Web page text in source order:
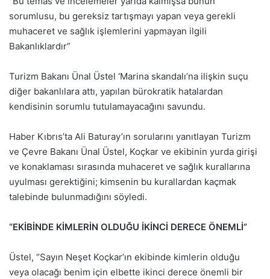
sorumlusu, bu gereksiz tartışmayı yapan veya gerekli
muhaceret ve sağlık işlemlerini yapmayan ilgili
Bakanlıklardır”
Turizm Bakanı Ünal Üstel ‘Marina skandalı’na ilişkin suçu
diğer bakanlılara attı, yapılan bürokratik hatalardan
kendisinin sorumlu tutulamayacağını savundu.
Haber Kıbrıs’ta Ali Baturay’ın sorularını yanıtlayan Turizm
ve Çevre Bakanı Ünal Üstel, Koçkar ve ekibinin yurda girişi
ve konaklaması sırasında muhaceret ve sağlık kurallarına
uyulması gerektiğini; kimsenin bu kurallardan kaçmak
talebinde bulunmadığını söyledi.
“EKİBİNDE KİMLERİN OLDUĞU İKİNCİ DERECE ÖNEMLİ”
Üstel, “Sayın Neşet Koçkar’ın ekibinde kimlerin olduğu
veya olacağı benim için elbette ikinci derece önemli bir